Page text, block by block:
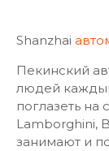
Shanzhai
Пекинcкий
людей
поглазеть
Lamborghini,
занимают и